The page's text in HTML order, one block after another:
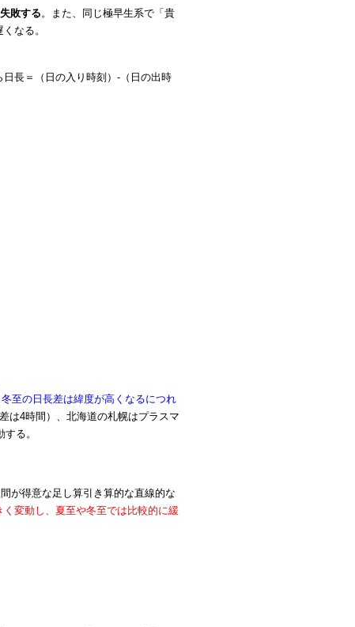
敗する。また、同じ極早生系で「貴
なる。
長＝（日の入り時刻）-（日の出時
至の日長差は緯度が高くなるにつれ
は4時間）、北海道の札幌はプラスマ
る。
が得意な足し算引き算的な直線的な
変動し、夏至や冬至では比較的に緩